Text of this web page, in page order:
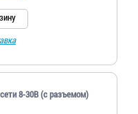
8-30В (с разъемом)